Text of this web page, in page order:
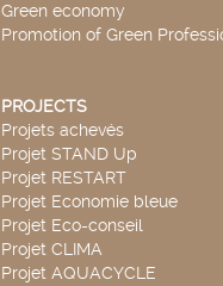
Green economy
Promotion of Green
PROJECTS
Projets achevés
Projet STAND Up
Projet RESTART
Projet Economie bleue
Projet Eco-conseil
Projet CLIMA
Projet AQUACYCLE